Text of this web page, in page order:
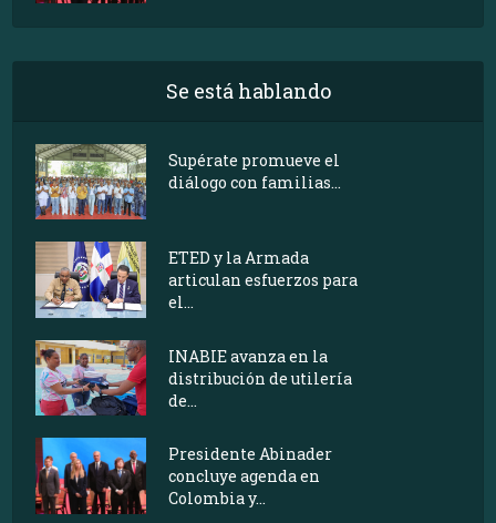
Se está hablando
Supérate promueve el
diálogo con familias...
ETED y la Armada
articulan esfuerzos para
el...
INABIE avanza en la
distribución de utilería
de...
Presidente Abinader
concluye agenda en
Colombia y...